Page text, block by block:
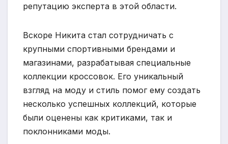
репутацию эксперта в этой области.
Вскоре Никита стал сотрудничать с
крупными спортивными брендами и
магазинами, разрабатывая специальные
коллекции кроссовок. Его уникальный
взгляд на моду и стиль помог ему создать
несколько успешных коллекций, которые
были оценены как критиками, так и
поклонниками моды.